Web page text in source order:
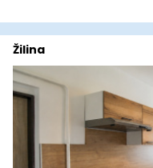
Žilina